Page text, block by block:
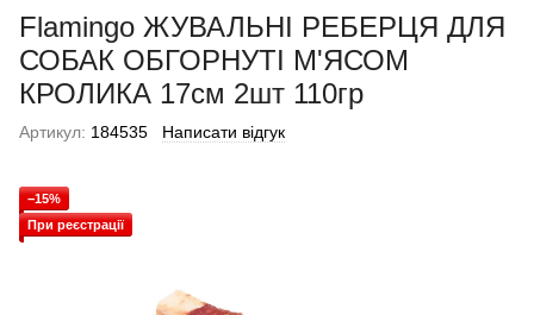
Flamingo ЖУВАЛЬНІ РЕБЕРЦЯ ДЛЯ
СОБАК ОБГОРНУТІ М'ЯСОМ
КРОЛИКА 17см 2шт 110гр
Артикул: 184535 Написати відгук
−15%
При реєстрації